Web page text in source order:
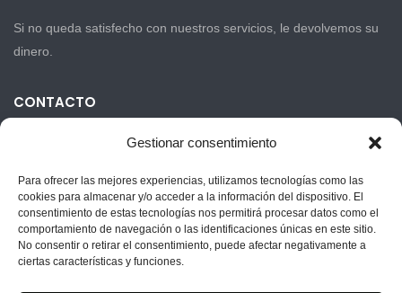
Gestionar consentimiento
Para ofrecer las mejores experiencias, utilizamos tecnologías como las
cookies para almacenar y/o acceder a la información del dispositivo. El
consentimiento de estas tecnologías nos permitirá procesar datos como el
comportamiento de navegación o las identificaciones únicas en este sitio.
No consentir o retirar el consentimiento, puede afectar negativamente a
ciertas características y funciones.
Si no queda satisfecho con nuestros servicios, le devolvemos su
dinero.
CONTACTO
+34 635 333 093
info@limpiezaskelly.com
24/365